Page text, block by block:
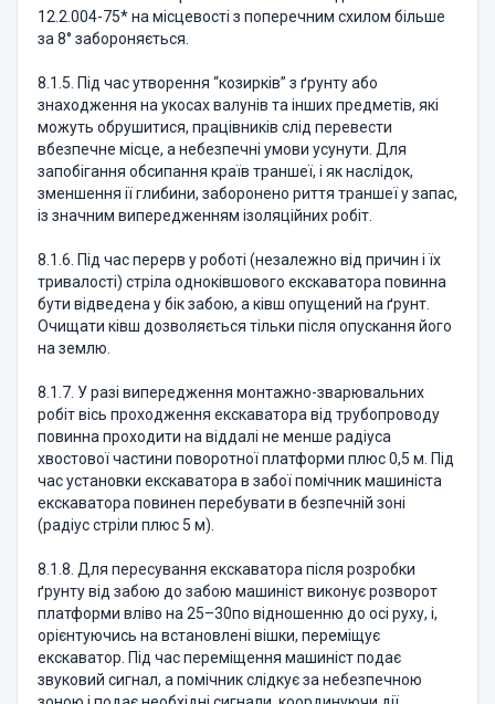
12.2.004-75* на місцевості з поперечним схилом більше
за 8° забороняється.
8.1.5. Під час утворення “козирків” з ґрунту або
знаходження на укосах валунів та інших предметів, які
можуть обрушитися, працівників слід перевести
вбезпечне місце, а небезпечні умови усунути. Для
запобігання обсипання країв траншеї, і як наслідок,
зменшення ії глибини, заборонено риття траншеї у запас,
із значним випередженням ізоляційних робіт.
8.1.6. Під час перерв у роботі (незалежно від причин і їх
тривалості) стріла одноківшового екскаватора повинна
бути відведена у бік забою, а ківш опущений на ґрунт.
Очищати ківш дозволяється тільки після опускання його
на землю.
8.1.7. У разі випередження монтажно-зварювальних
робіт вісь проходження екскаватора від трубопроводу
повинна проходити на віддалі не менше радіуса
хвостової частини поворотної платформи плюс 0,5 м. Під
час установки екскаватора в забої помічник машиніста
екскаватора повинен перебувати в безпечній зоні
(радіус стріли плюс 5 м).
8.1.8. Для пересування екскаватора після розробки
ґрунту від забою до забою машиніст виконує розворот
платформи вліво на 25–30по відношенню до осі руху, і,
орієнтуючись на встановлені вішки, переміщує
екскаватор. Під час переміщення машиніст подає
звуковий сигнал, а помічник слідкує за небезпечною